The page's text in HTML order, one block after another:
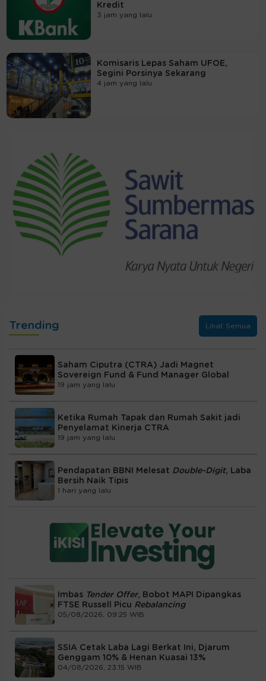
Kredit
3 jam yang lalu
Komisaris Lepas Saham UFOE,
Segini Porsinya Sekarang
4 jam yang lalu
Trending Lihat Semua
Saham Ciputra (CTRA) Jadi Magnet
Sovereign Fund & Fund Manager Global
19 jam yang lalu
Ketika Rumah Tapak dan Rumah Sakit jadi
Penyelamat Kinerja CTRA
19 jam yang lalu
Pendapatan BBNI Melesat Double-Digit, Laba
Bersih Naik Tipis
1 hari yang lalu
Imbas Tender Offer, Bobot MAPI Dipangkas
FTSE Russell Picu Rebalancing
05/08/2026, 09:25 WIB
SSIA Cetak Laba Lagi Berkat Ini, Djarum
Genggam 10% & Henan Kuasai 13%
04/08/2026, 23:15 WIB